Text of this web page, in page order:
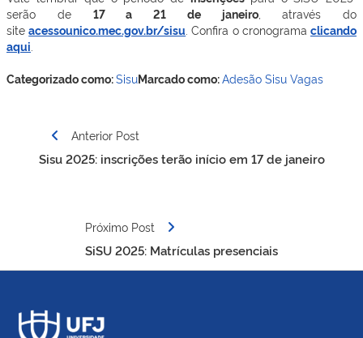
serão de 17 a 21 de janeiro, através do
siteacessounico.mec.gov.br/sisu . Confira o cronogramaclicando
aqui
Categorizado como:SisuMarcado como:Adesão Sisu Vagas
Navegação
Anterior Post
Sisu 2025: inscrições terão início em 17 de janeiro
Próximo Post
SiSU 2025: Matrículas presenciais